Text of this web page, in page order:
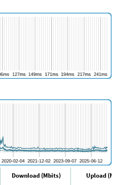
Download (Mbits) Upload